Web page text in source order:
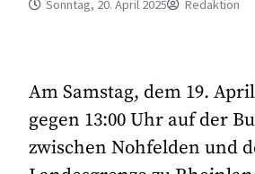
Sonntag, 20. April 2025 Redaktion
Am Samstag, dem 19.
gegen 13:00 Uhr auf der
zwischen Nohfelden und